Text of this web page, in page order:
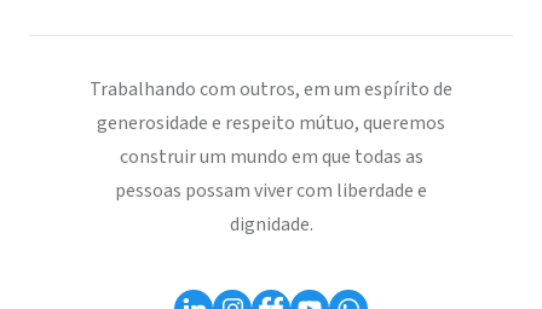
Trabalhando com outros, em um espírito de
generosidade e respeito mútuo, queremos
construir um mundo em que todas as
pessoas possam viver com liberdade e
dignidade.